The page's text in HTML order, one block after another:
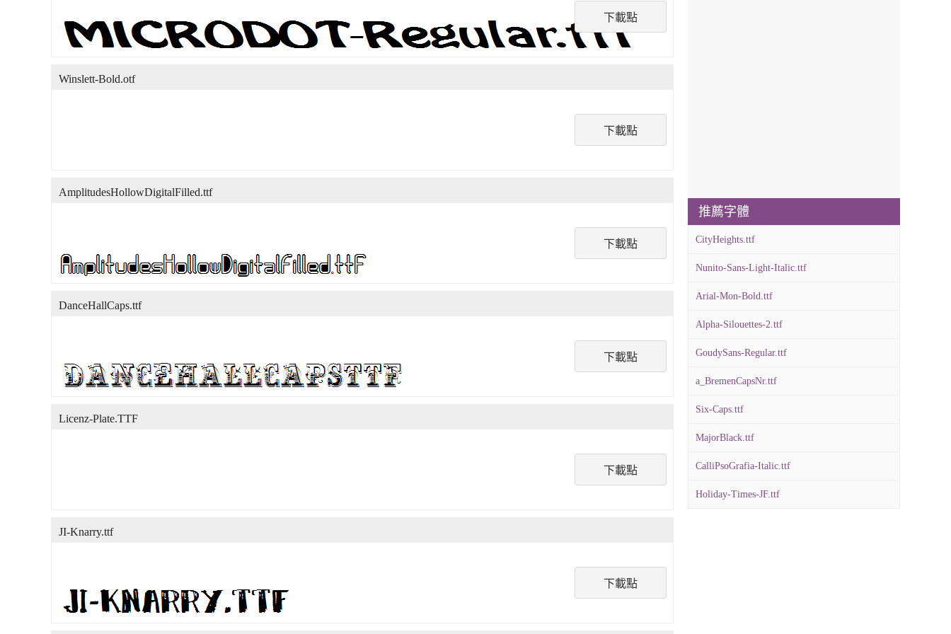
下載點
下載點
Winslett-Bold.otf
下載點
AmplitudesHollowDigitalFilled.ttf
下載點
DanceHallCaps.ttf
下載點
Licenz-Plate.TTF
下載點
JI-Knarry.ttf
推薦字體
CityHeights.ttf
Nunito-Sans-Light-Italic.ttf
Arial-Mon-Bold.ttf
Alpha-Silouettes-2.ttf
GoudySans-Regular.ttf
a_BremenCapsNr.ttf
Six-Caps.ttf
MajorBlack.ttf
CalliPsoGrafia-Italic.ttf
Holiday-Times-JF.ttf